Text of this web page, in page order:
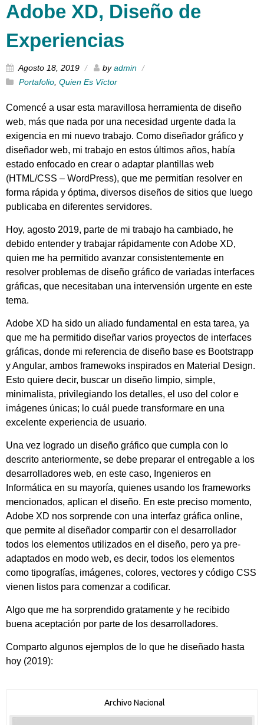
Adobe XD, Diseño de
Experiencias
Agosto 18, 2019 byadmin
Portafolio, Quien Es Víctor
Comencé a usar esta maravillosa herramienta de diseño
web, más que nada por una necesidad urgente dada la
exigencia en mi nuevo trabajo. Como diseñador gráfico y
diseñador web, mi trabajo en estos últimos años, había
estado enfocado en crear o adaptar plantillas web
(HTML/CSS – WordPress), que me permitían resolver en
forma rápida y óptima, diversos diseños de sitios que luego
publicaba en diferentes servidores.
Hoy, agosto 2019, parte de mi trabajo ha cambiado, he
debido entender y trabajar rápidamente con Adobe XD,
quien me ha permitido avanzar consistentemente en
resolver problemas de diseño gráfico de variadas interfaces
gráficas, que necesitaban una intervensión urgente en este
tema.
Adobe XD ha sido un aliado fundamental en esta tarea, ya
que me ha permitido diseñar varios proyectos de interfaces
gráficas, donde mi referencia de diseño base es Bootstrapp
y Angular, ambos framewoks inspirados en Material Design.
Esto quiere decir, buscar un diseño limpio, simple,
minimalista, privilegiando los detalles, el uso del color e
imágenes únicas; lo cuál puede transformare en una
excelente experiencia de usuario.
Una vez logrado un diseño gráfico que cumpla con lo
descrito anteriormente, se debe preparar el entregable a los
desarrolladores web, en este caso, Ingenieros en
Informática en su mayoría, quienes usando los frameworks
mencionados, aplican el diseño. En este preciso momento,
Adobe XD nos sorprende con una interfaz gráfica online,
que permite al diseñador compartir con el desarrollador
todos los elementos utilizados en el diseño, pero ya pre-
adaptados en modo web, es decir, todos los elementos
como tipografías, imágenes, colores, vectores y código CSS
vienen listos para comenzar a codificar.
Algo que me ha sorprendido gratamente y he recibido
buena aceptación por parte de los desarrolladores.
Comparto algunos ejemplos de lo que he diseñado hasta
hoy (2019):
Archivo Nacional